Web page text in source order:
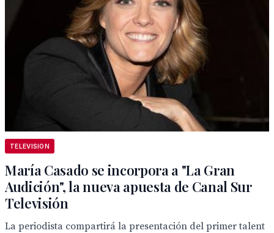
TELEVISION
María Casado se incorpora a "La Gran
Audición", la nueva apuesta de Canal Sur
Televisión
La periodista compartirá la presentación del primer talent